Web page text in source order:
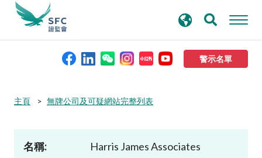
警示名單
本會簡介
尋
主頁 無牌公司及可疑網站完整列表
名稱: Harris James Associates